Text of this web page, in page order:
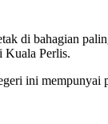
di bahagian
Kuala Perlis.
ini